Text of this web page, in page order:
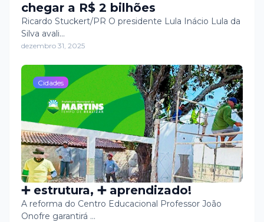
chegar a R$ 2 bilhões
Ricardo Stuckert/PR O presidente Lula Inácio Lula da
Silva avali…
dezembro 31, 2025
Cidades
➕ estrutura, ➕ aprendizado!
A reforma do Centro Educacional Professor João
Onofre garantirá …